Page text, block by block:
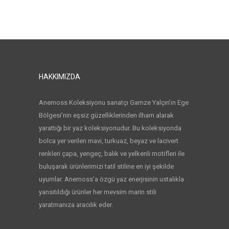
HAKKIMIZDA
Anemoss Koleksiyonu sanatçı Gamze Yalçın’ın Ege
Bölgesi’nin eşsiz güzelliklerinden ilham alarak
yarattığı bir yaz koleksiyonudur. Bu koleksiyonda
bolca yer verilen mavi, turkuaz, beyaz ve lacivert
renkleri çapa, yengeç, balık ve yelkenli motifleri ile
buluşarak ürünlerimizi tatil stiline en iyi şekilde
uyumlar. Anemoss’a özgü yaz enerjisinin ustalıkla
yansıtıldığı ürünler her mevsim marin stili
yaratmanıza aracılık eder.